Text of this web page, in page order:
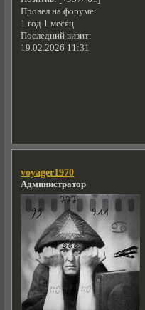
Провел на форуме:
1 год 1 месяц
Последний визит:
19.02.2026 11:31
voyager1970
Администратор